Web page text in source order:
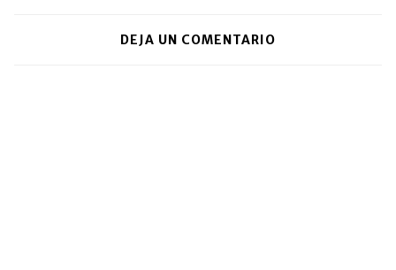
DEJA UN COMENTARIO